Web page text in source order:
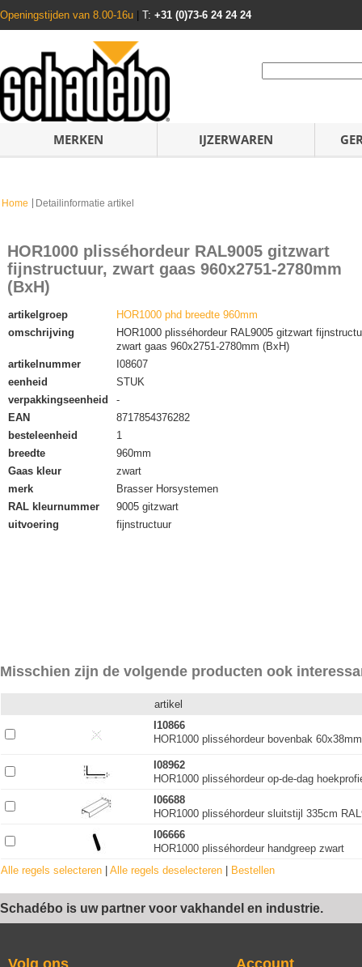
Openingstijden van 8.00-16u T: +31 (0)73-6 24 24 24
MERKEN IJZERWAREN
Home Detailinformatie artikel
HOR1000 plisséhordeur RAL9005 gitzwart
fijnstructuur, zwart gaas 960x2751-2780mm
(BxH)
artikelgroep
HOR1000 phd breedte 960mm
omschrijving
HOR1000 plisséhordeur RAL9005 gitzwart
zwart gaas 960x2751-2780mm (BxH)
artikelnummer
I08607
eenheid
STUK
verpakkingseenheid
-
EAN
8717854376282
besteleenheid
1
breedte
960mm
Gaas kleur
zwart
merk
Brasser Horsystemen
RAL kleurnummer
9005 gitzwart
uitvoering
fijnstructuur
Misschien zijn de volgende producten ook
artikel
I10866
HOR1000 plisséhordeur bovenbak
I08962
HOR1000 plisséhordeur op-de-dag
I06688
HOR1000 plisséhordeur sluitstijl 335cm
I06666
HOR1000 plisséhordeur handgreep zwart
Alle regels selecteren
Alle regels deselecteren Bestellen
Schadébo is uw partner voor vakhandel en industrie.
Volg ons Account